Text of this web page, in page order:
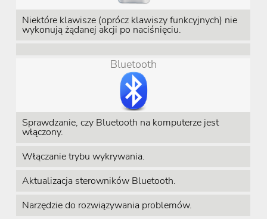
Niektóre klawisze (oprócz klawiszy funkcyjnych) nie
wykonują żądanej akcji po naciśnięciu.
Bluetooth
Sprawdzanie, czy Bluetooth na komputerze jest
włączony.
Włączanie trybu wykrywania.
Aktualizacja sterowników Bluetooth.
Narzędzie do rozwiązywania problemów.